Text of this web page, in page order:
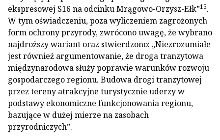
ekspresowej S16 na odcinku Mrągowo-Orzysz-Ełk”15.
W tym oświadczeniu, poza wyliczeniem zagrożonych
form ochrony przyrody, zwrócono uwagę, że wybrano
najdroższy wariant oraz stwierdzono: „Niezrozumiałe
jest również argumentowanie, że droga tranzytowa
międzynarodowa służy poprawie warunków rozwoju
gospodarczego regionu. Budowa drogi tranzytowej
przez tereny atrakcyjne turystycznie uderzy w
podstawy ekonomiczne funkcjonowania regionu,
bazujące w dużej mierze na zasobach
przyrodniczych”.